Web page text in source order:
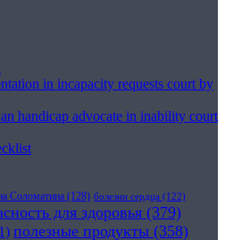
in incapacity requests court by
handicap advocate in inability court
Соломатина (128) болезни сердца (122)
для здоровья (379)
полезные продукты (358)